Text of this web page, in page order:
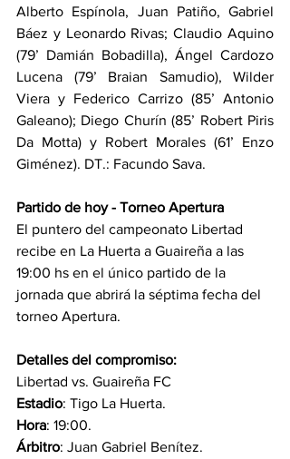
Alberto Espínola, Juan Patiño, Gabriel
Báez y Leonardo Rivas; Claudio Aquino
(79’ Damián Bobadilla), Ángel Cardozo
Lucena (79’ Braian Samudio), Wilder
Viera y Federico Carrizo (85’ Antonio
Galeano); Diego Churín (85’ Robert Piris
Da Motta) y Robert Morales (61’ Enzo
Giménez). DT.: Facundo Sava.
Partido de hoy - Torneo Apertura
El puntero del campeonato Libertad
recibe en La Huerta a Guaireña a las
19:00 hs en el único partido de la
jornada que abrirá la séptima fecha del
torneo Apertura.
Detalles del compromiso:
Libertad vs. Guaireña FC
Estadio: Tigo La Huerta.
Hora: 19:00.
Árbitro: Juan Gabriel Benítez.